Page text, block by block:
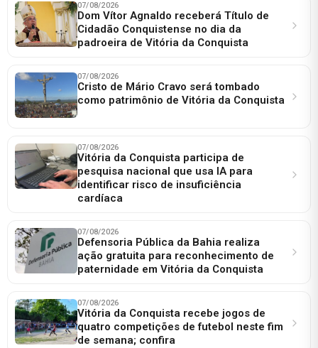
07/08/2026
Dom Vítor Agnaldo receberá Título de
Cidadão Conquistense no dia da
padroeira de Vitória da Conquista
07/08/2026
Cristo de Mário Cravo será tombado
como patrimônio de Vitória da Conquista
07/08/2026
Vitória da Conquista participa de
pesquisa nacional que usa IA para
identificar risco de insuficiência
cardíaca
07/08/2026
Defensoria Pública da Bahia realiza
ação gratuita para reconhecimento de
paternidade em Vitória da Conquista
07/08/2026
Vitória da Conquista recebe jogos de
quatro competições de futebol neste fim
de semana; confira